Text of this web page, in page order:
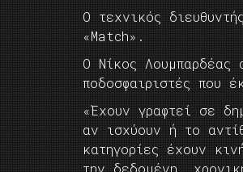
Ο τεχνικός
«Match».
Ο Νίκος Λουμπαρδέας
ποδοσφαιριστές που
«Έχουν γραφτεί σε
αν ισχύουν ή το
κατηγορίες έχουν
την δεδομένη,